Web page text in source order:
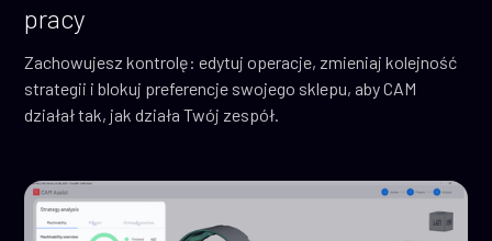
pracy
Zachowujesz kontrolę: edytuj operacje, zmieniaj kolejność
strategii i blokuj preferencje swojego sklepu, aby CAM
działał tak, jak działa Twój zespół.